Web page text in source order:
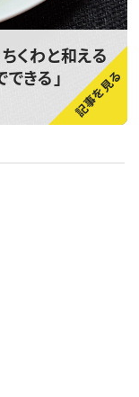
くわと和える
きる」